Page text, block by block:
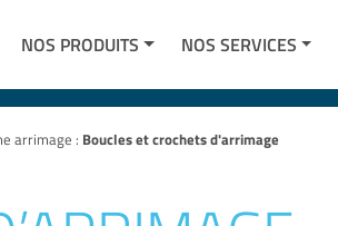
NOS PRODUITS NOS SERVICES
arrimage : Boucles et crochets d'arrimage